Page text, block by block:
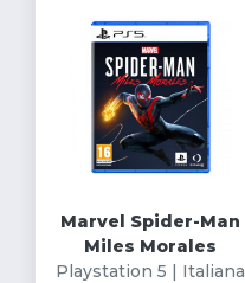
Marvel Spider-Man
Miles Morales
Playstation 5 | Italiana